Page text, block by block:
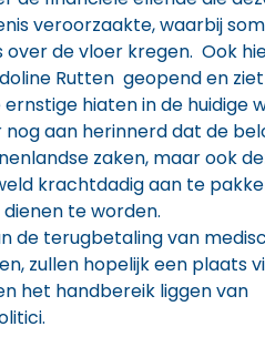
veroorzaakte, waarbij
over de vloer kregen. Ook
Rutten geopend en
hiaten in de huidige
nog aan herinnerd dat de
zaken, maar ook
krachtdadig aan te
te worden.
de terugbetaling van
zullen hopelijk een plaats
het handbereik liggen van